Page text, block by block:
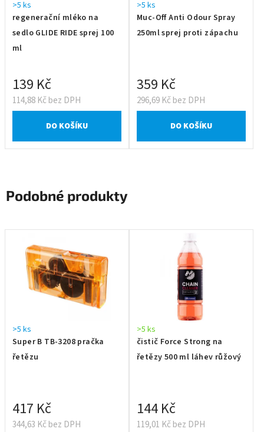
regenerační mléko na
sedlo GLIDE RIDE sprej 100
ml
>5 ks
114,88 Kč bez DPH
139 Kč
DO KOŠÍKU
Muc-Off Anti Odour Spray
250ml sprej proti zápachu
>5 ks
296,69 Kč bez DPH
359 Kč
DO KOŠÍKU
Podobné produkty
Super B TB-3208 pračka
řetězu
>5 ks
344,63 Kč bez DPH
417 Kč
čistič Force Strong na
řetězy 500 ml láhev růžový
>5 ks
119,01 Kč bez DPH
144 Kč